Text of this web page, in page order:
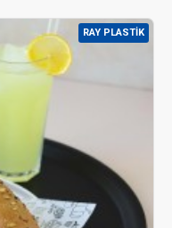
RAY PLASTIK